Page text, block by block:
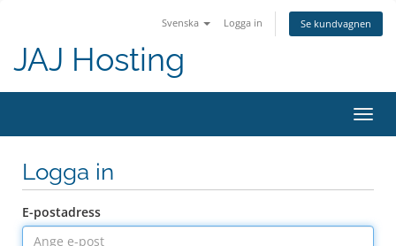
Svenska Logga in Se kundvagnen
JAJ Hosting
Växla
Logga in
E-postadress